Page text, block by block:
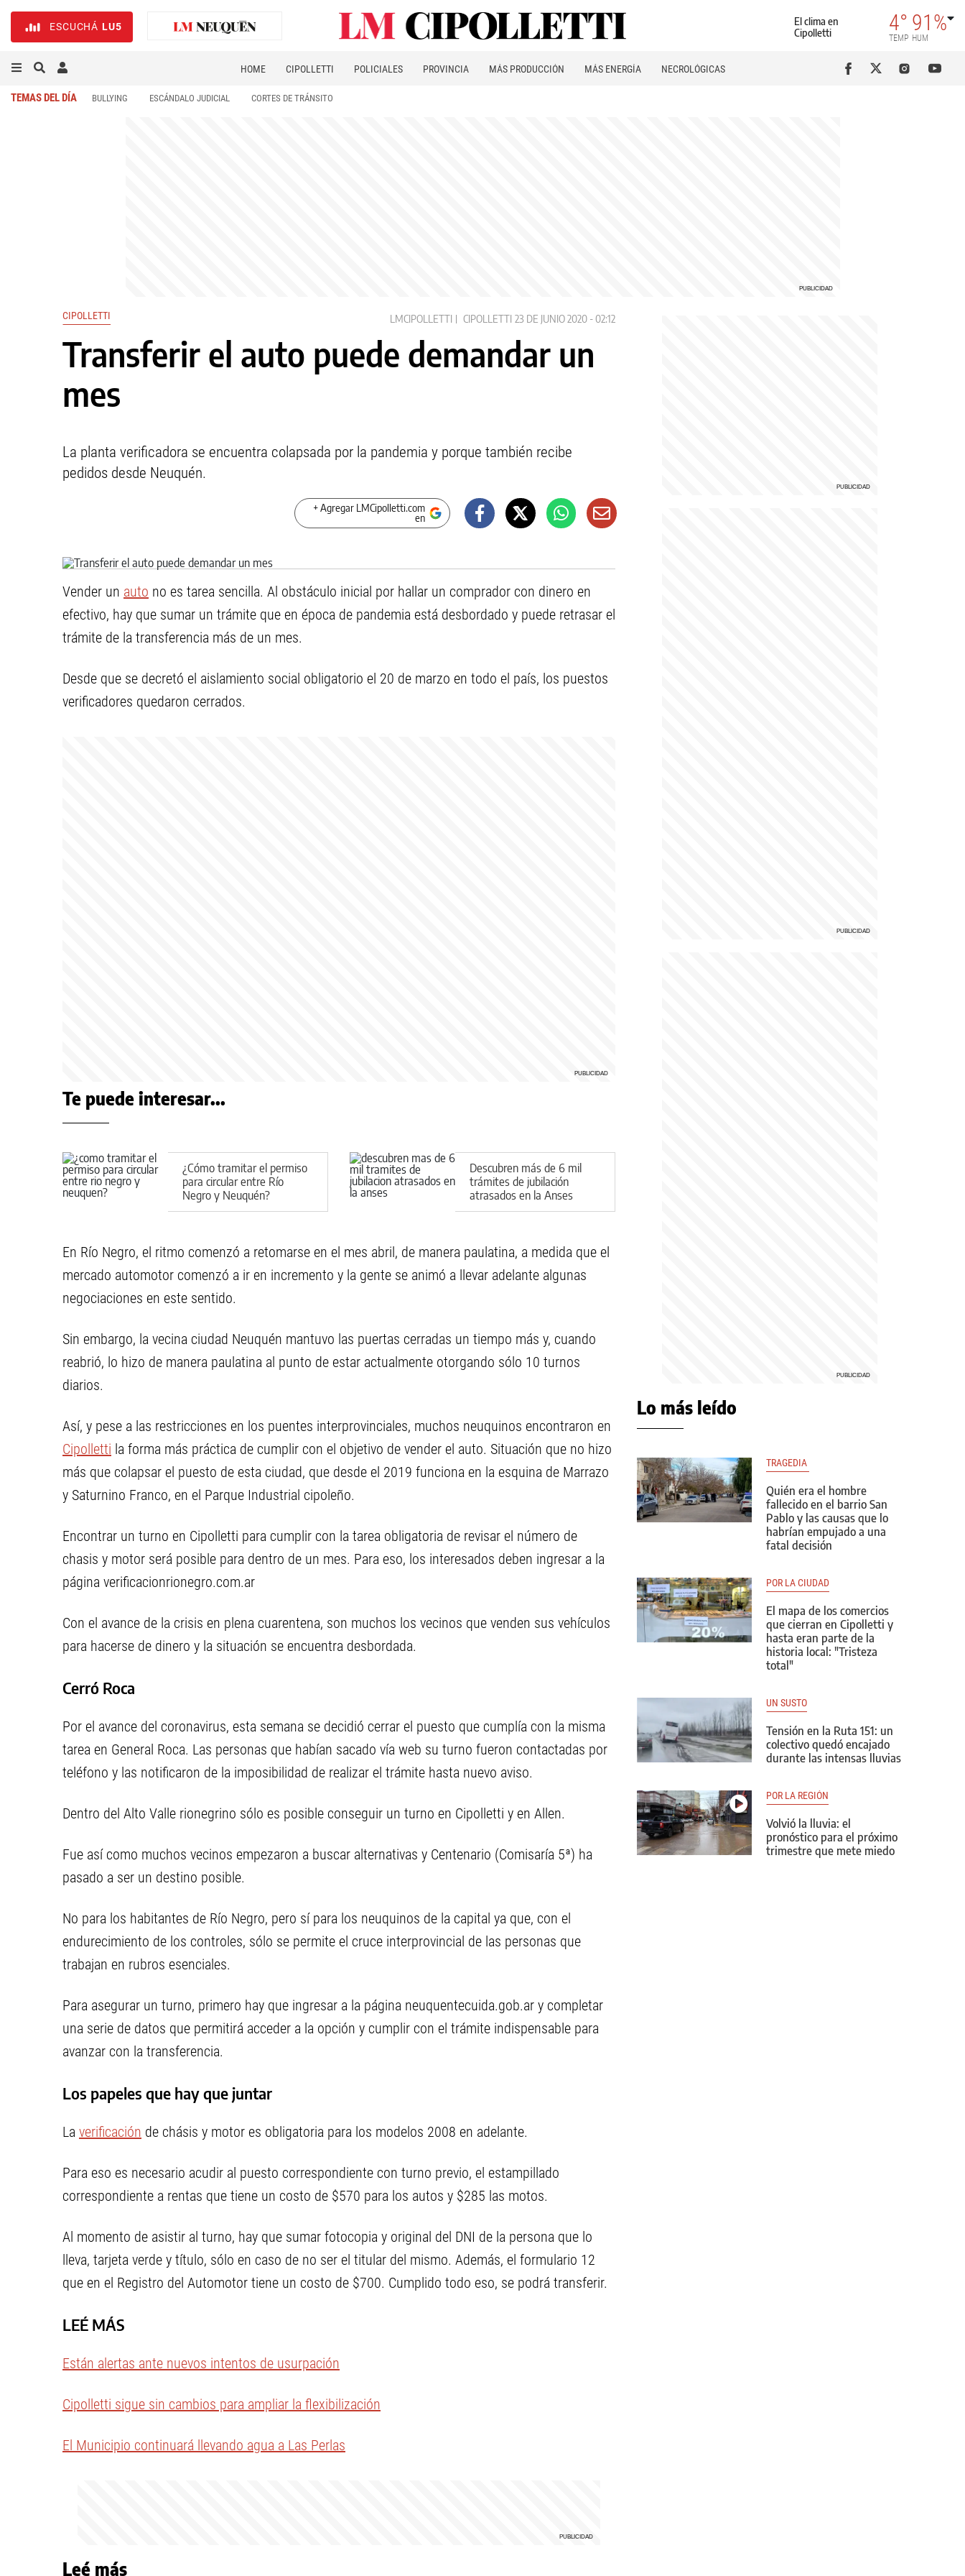
ESCUCHÁ LU5
El clima en
Cipolletti
4°
TEMP
91%
HUM
HOME CIPOLLETTI POLICIALES PROVINCIA MÁS PRODUCCIÓN MÁS ENERGÍA NECROLÓGICAS
TEMAS DEL DÍA BULLYING ESCÁNDALO JUDICIAL CORTES DE TRÁNSITO
CIPOLLETTI LMCIPOLLETTI CIPOLLETTI 23 DE JUNIO 2020 - 02:12
Transferir el auto puede demandar un
mes
La planta verificadora se encuentra colapsada por la pandemia y porque también recibe
pedidos desde Neuquén.
+ Agregar LMCipolletti.com
en
Vender un auto no es tarea sencilla. Al obstáculo inicial por hallar un comprador con dinero en
efectivo, hay que sumar un trámite que en época de pandemia está desbordado y puede retrasar el
trámite de la transferencia más de un mes.
Desde que se decretó el aislamiento social obligatorio el 20 de marzo en todo el país, los puestos
verificadores quedaron cerrados.
Te puede interesar...
¿Cómo tramitar el permiso
para circular entre Río
Negro y Neuquén?
Descubren más de 6 mil
trámites de jubilación
atrasados en la Anses
En Río Negro, el ritmo comenzó a retomarse en el mes abril, de manera paulatina, a medida que el
mercado automotor comenzó a ir en incremento y la gente se animó a llevar adelante algunas
negociaciones en este sentido.
Sin embargo, la vecina ciudad Neuquén mantuvo las puertas cerradas un tiempo más y, cuando
reabrió, lo hizo de manera paulatina al punto de estar actualmente otorgando sólo 10 turnos
diarios.
Así, y pese a las restricciones en los puentes interprovinciales, muchos neuquinos encontraron en
Cipolletti la forma más práctica de cumplir con el objetivo de vender el auto. Situación que no hizo
más que colapsar el puesto de esta ciudad, que desde el 2019 funciona en la esquina de Marrazo
y Saturnino Franco, en el Parque Industrial cipoleño.
Encontrar un turno en Cipolletti para cumplir con la tarea obligatoria de revisar el número de
chasis y motor será posible para dentro de un mes. Para eso, los interesados deben ingresar a la
página verificacionrionegro.com.ar
Con el avance de la crisis en plena cuarentena, son muchos los vecinos que venden sus vehículos
para hacerse de dinero y la situación se encuentra desbordada.
Cerró Roca
Por el avance del coronavirus, esta semana se decidió cerrar el puesto que cumplía con la misma
tarea en General Roca. Las personas que habían sacado vía web su turno fueron contactadas por
teléfono y las notificaron de la imposibilidad de realizar el trámite hasta nuevo aviso.
Dentro del Alto Valle rionegrino sólo es posible conseguir un turno en Cipolletti y en Allen.
Fue así como muchos vecinos empezaron a buscar alternativas y Centenario (Comisaría 5ª) ha
pasado a ser un destino posible.
No para los habitantes de Río Negro, pero sí para los neuquinos de la capital ya que, con el
endurecimiento de los controles, sólo se permite el cruce interprovincial de las personas que
trabajan en rubros esenciales.
Para asegurar un turno, primero hay que ingresar a la página neuquentecuida.gob.ar y completar
una serie de datos que permitirá acceder a la opción y cumplir con el trámite indispensable para
avanzar con la transferencia.
Los papeles que hay que juntar
La verificación de chásis y motor es obligatoria para los modelos 2008 en adelante.
Para eso es necesario acudir al puesto correspondiente con turno previo, el estampillado
correspondiente a rentas que tiene un costo de $570 para los autos y $285 las motos.
Al momento de asistir al turno, hay que sumar fotocopia y original del DNI de la persona que lo
lleva, tarjeta verde y título, sólo en caso de no ser el titular del mismo. Además, el formulario 12
que en el Registro del Automotor tiene un costo de $700. Cumplido todo eso, se podrá transferir.
LEÉ MÁS
Están alertas ante nuevos intentos de usurpación
Cipolletti sigue sin cambios para ampliar la flexibilización
El Municipio continuará llevando agua a Las Perlas
Leé más
Lo más leído
TRAGEDIA
Quién era el hombre
fallecido en el barrio San
Pablo y las causas que lo
habrían empujado a una
fatal decisión
POR LA CIUDAD
El mapa de los comercios
que cierran en Cipolletti y
hasta eran parte de la
historia local: "Tristeza
total"
UN SUSTO
Tensión en la Ruta 151: un
colectivo quedó encajado
durante las intensas lluvias
POR LA REGIÓN
Volvió la lluvia: el
pronóstico para el próximo
trimestre que mete miedo